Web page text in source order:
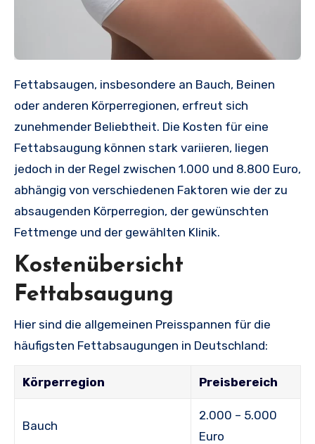
Fettabsaugen, insbesondere an Bauch, Beinen
oder anderen Körperregionen, erfreut sich
zunehmender Beliebtheit. Die Kosten für eine
Fettabsaugung können stark variieren, liegen
jedoch in der Regel zwischen 1.000 und 8.800 Euro,
abhängig von verschiedenen Faktoren wie der zu
absaugenden Körperregion, der gewünschten
Fettmenge und der gewählten Klinik.
Kostenübersicht
Fettabsaugung
Hier sind die allgemeinen Preisspannen für die
häufigsten Fettabsaugungen in Deutschland:
Körperregion Preisbereich
Bauch
2.000 – 5.000
Euro